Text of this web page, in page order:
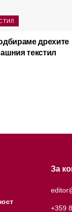
дрехите
текстил
За
+359